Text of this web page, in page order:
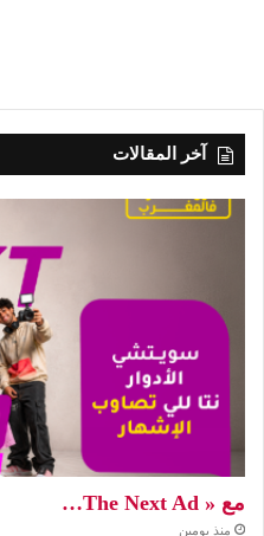
آخر المقالات
مع « The Next Ad…
منذ يومين